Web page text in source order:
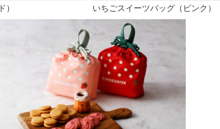
） いちごスイーツバッグ（ピンク）